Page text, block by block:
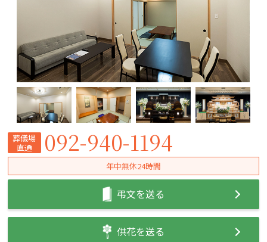
葬儀場
直通
092-940-1194
年中無休24時間
弔文を送る
供花を送る